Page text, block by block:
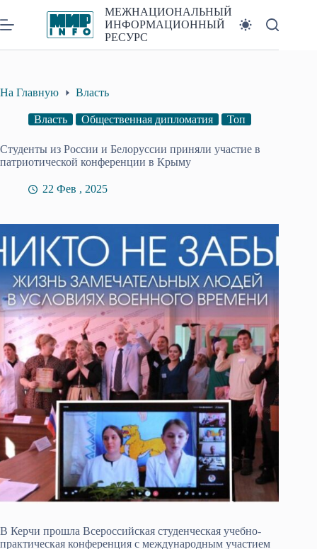
к
сути
МЕЖНАЦИОНАЛЬНЫЙ
ИНФОРМАЦИОННЫЙ
РЕСУРС
На Главную Власть
Власть Общественная дипломатия Топ
Студенты из России и Белоруссии приняли участие в
патриотической конференции в Крыму
22 Фев , 2025
В Керчи прошла Всероссийская студенческая учебно-
практическая конференция с международным участием